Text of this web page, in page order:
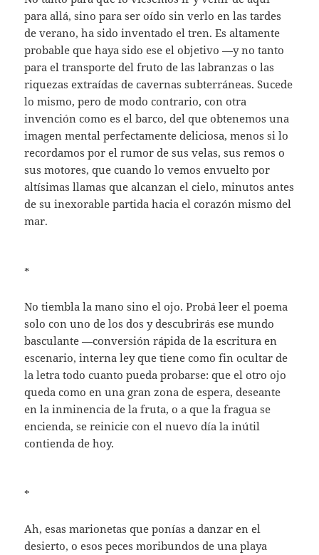
para allá, sino para ser oído sin verlo en las tardes
de verano, ha sido inventado el tren. Es altamente
probable que haya sido ese el objetivo —y no tanto
para el transporte del fruto de las labranzas o las
riquezas extraídas de cavernas subterráneas. Sucede
lo mismo, pero de modo contrario, con otra
invención como es el barco, del que obtenemos una
imagen mental perfectamente deliciosa, menos si lo
recordamos por el rumor de sus velas, sus remos o
sus motores, que cuando lo vemos envuelto por
altísimas llamas que alcanzan el cielo, minutos antes
de su inexorable partida hacia el corazón mismo del
mar.
*
No tiembla la mano sino el ojo. Probá leer el poema
solo con uno de los dos y descubrirás ese mundo
basculante —conversión rápida de la escritura en
escenario, interna ley que tiene como fin ocultar de
la letra todo cuanto pueda probarse: que el otro ojo
queda como en una gran zona de espera, deseante
en la inminencia de la fruta, o a que la fragua se
encienda, se reinicie con el nuevo día la inútil
contienda de hoy.
*
Ah, esas marionetas que ponías a danzar en el
desierto, o esos peces moribundos de una playa